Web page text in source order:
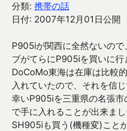
分類: 携帯の話
日付: 2007年12月01日公開
P905iが関西に全然ないので
ブがてらにP905iを買いに行
DoCoMo東海は在庫は比較
入れていたので、それを信
幸いP905iを三重県の名張
で手に入れることが出来ま
SH905iも買う(機種変)こと